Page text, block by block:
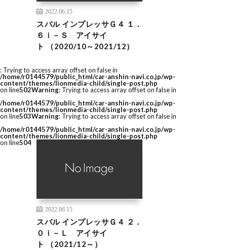
2022.06.15
スバル インプレッサＧ４ １．
６ｉ－Ｓ アイサイ
ト （2020/10～2021/12）
: Trying to access array offset on false in
/home/r0144579/public_html/car-anshin-navi.co.jp/wp-
content/themes/lionmedia-child/single-post.php
on line502Warning: Trying to access array offset on false in
/home/r0144579/public_html/car-anshin-navi.co.jp/wp-
content/themes/lionmedia-child/single-post.php
on line503Warning: Trying to access array offset on false in
/home/r0144579/public_html/car-anshin-navi.co.jp/wp-
content/themes/lionmedia-child/single-post.php
on line504
2022.06.15
スバル インプレッサＧ４ ２．
０ｉ－Ｌ アイサイ
ト （2021/12～）